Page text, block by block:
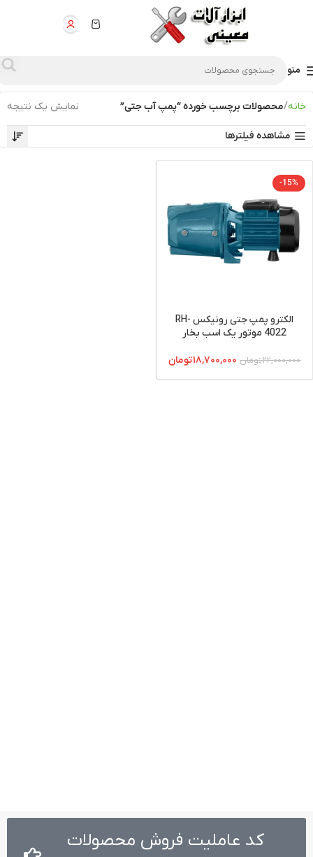
منو
خانه محصولات برچسب خورده “پمپ آب جتی” نمایش یک نتیجه
مشاهده فیلترها
-15%
الکترو پمپ جتی رونیکس RH-
4022 موتور یک اسب بخار
۲۲,۰۰۰,۰۰۰تومان ۱۸,۷۰۰,۰۰۰تومان
کد عاملیت فروش محصولات